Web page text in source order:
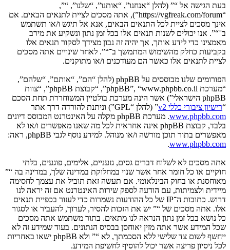
בעת הגישה אל “” (להלן “אנחנו”, “אותנו”, “שלנו”, “”,
“https://vgfreak.com/forum”), אתה מסכים לציית לתנאים הבאים. אם
אינך מסכים לציית לכל התנאים הבאים, אנא אל תיגש ו/או תשתמש
ב־“”. אנו יכולים לשנות תנאים אלו בכל זמן נתון ונשקיע את מירב
מאמצינו כדי לידע אותך, אך יהיה זה נבון מצידך לסקור תנאים אלו
בקביעות כחלק מהשימוש המתמשך ב־“”. לאחר שינויים אתה מסכים
לציית לתנאים אלו כאשר הם מעודכנים ו/או מתוקנים.
הפורומים שלנו מבוססים על phpBB (להלן “הם”, “אותם”, “שלהם”,
“מערכת phpBB”, “www.phpbb.co.il”, “קבוצת phpBB”, “צוות
phpBB הישראלי”) אשר הינה מערכת בולטיין המשוחררת תחת הסכם
“רישיון ציבורי כללי v2
” (להלן “GPL”) וניתנת להורדה דרך אתר
www.phpbb.com
. מערכת phpBB מקלה על האינטרנט המבוסס דיונים
בלבד, קבוצת phpBB אינה אחראית לכל מה שאנו מאפשרים ו/או לא
מאפשרים בתור תוכן מורשה ו/או מנוהל. למידע נוסף לגבי phpBB, ראה:
www.phpbb.com
.
אתה מסכים לא לשלוח דברים גסים, גזעניים, אלימים, פוגעים, בלתי
חוקיים או כל חומר אחר אשר שנוי במחלוקת במדינה שלך, במדינה בה “”
מאוחסנת או בחוק הבינלאומי. אם תעשה זאת תוביל את עצמך לחסימה
מיידית ולצמיתות, עם הודעה לספק שירות האינטרנט אם זה יראה לנו
דרוש. כתובות ה־IP של כל ההודעות נשמרות כדי לעזור בכפיית תנאים
אלו. אתה מסכים של “” יש את הזכות להסיר, לערוך, להעביר או לסגור
כל נושא בכל זמן נתון הנראה לנו מתאים. בתור משתמש אתה מסכים
שכל המידע אשר אתה מזין יאוחסן בבסיס הנתונים. בעוד שמידע זה לא
ייחשף לשום צד שלישי ללא הסכמתך, לא “” ולא phpBB ישאו באחריות
לכל ניסיון פריצה אשר יכול להוסיף לחשיפת המידע.